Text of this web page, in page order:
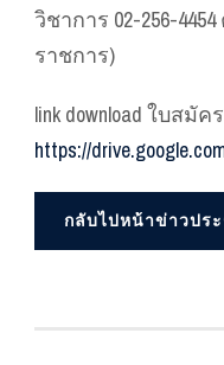
วิชาการ 02-256-
ราชการ)
link download ใบสมัค
https://
กลับไปหน้าข่าวปร